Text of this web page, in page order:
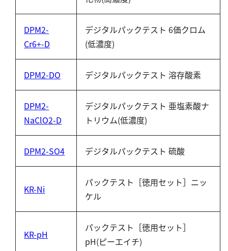
DPM2-
Cr6+-D
デジタルパックテスト 6価クロム
(低濃度)
DPM2-DO デジタルパックテスト 溶存酸素
DPM2-
NaClO2-D
デジタルパックテスト 亜塩素酸ナ
トリウム(低濃度)
DPM2-SO4 デジタルパックテスト 硫酸
KR-Ni
パックテスト［徳用セット］ニッ
ケル
KR-pH
パックテスト［徳用セット］
pH(ピーエイチ)